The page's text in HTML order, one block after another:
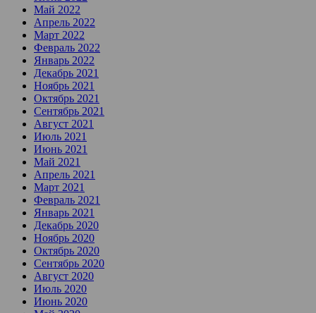
Май 2022
Апрель 2022
Март 2022
Февраль 2022
Январь 2022
Декабрь 2021
Ноябрь 2021
Октябрь 2021
Сентябрь 2021
Август 2021
Июль 2021
Июнь 2021
Май 2021
Апрель 2021
Март 2021
Февраль 2021
Январь 2021
Декабрь 2020
Ноябрь 2020
Октябрь 2020
Сентябрь 2020
Август 2020
Июль 2020
Июнь 2020